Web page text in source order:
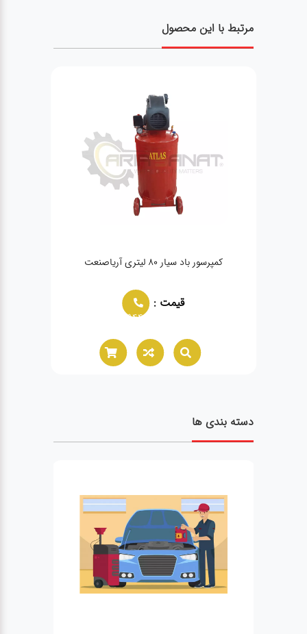
مرتبط با این محصول
کمپرسور باد سیار 80 لیتری آریاصنعت
قیمت :
02166021944
دسته بندی ها